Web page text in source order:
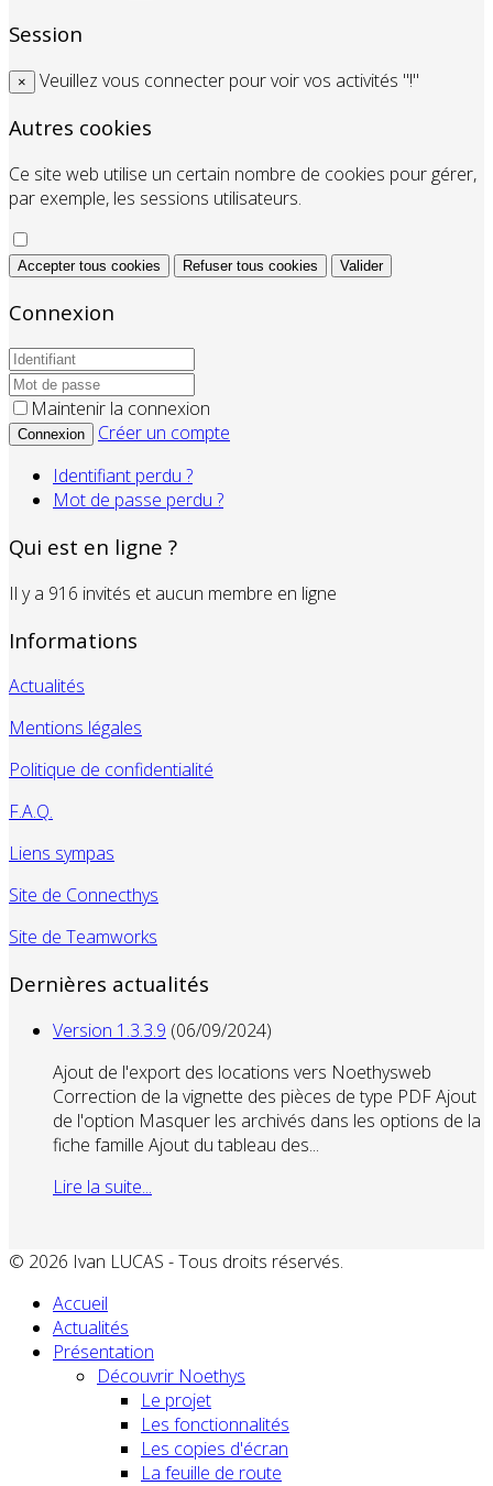
Session
× Veuillez vous connecter pour voir vos activités "!"
Autres cookies
Ce site web utilise un certain nombre de cookies pour gérer,
par exemple, les sessions utilisateurs.
Accepter tous cookies Refuser tous cookies Valider
Connexion
Maintenir la connexion
Connexion
Créer un compte
Identifiant perdu ?
Mot de passe perdu ?
Qui est en ligne ?
Il y a 916 invités et aucun membre en ligne
Informations
Actualités
Mentions légales
Politique de confidentialité
F.A.Q.
Liens sympas
Site de Connecthys
Site de Teamworks
Dernières actualités
Version 1.3.3.9 (06/09/2024)
Ajout de l'export des locations vers Noethysweb
Correction de la vignette des pièces de type PDF Ajout
de l'option Masquer les archivés dans les options de la
fiche famille Ajout du tableau des...
Lire la suite...
© 2026 Ivan LUCAS - Tous droits réservés.
Accueil
Actualités
Présentation
Découvrir Noethys
Le projet
Les fonctionnalités
Les copies d'écran
La feuille de route